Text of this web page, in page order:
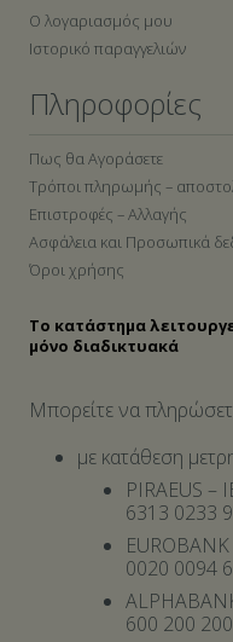
Ο λογαριασμός μου
Ιστορικό παραγγελιών
Πληροφορίες
Πως θα Αγοράσετε
Τρόποι πληρωμής –
Επιστροφές – Αλλαγής
Ασφάλεια και Προσωπικά
Όροι χρήσης
Το κατάστημα
μόνο διαδικτυακά
Μπορείτε να
με κατάθεση
PIRAEUS –
6313 0233
0020 0094
600 200